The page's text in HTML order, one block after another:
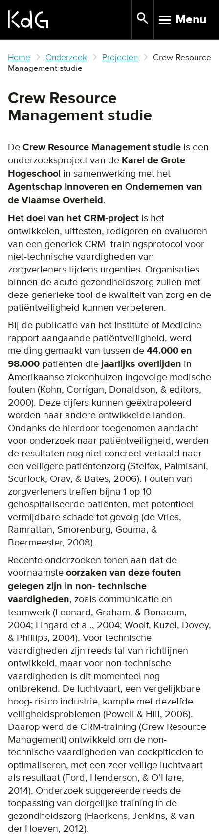
main
TOGGLE
Menu
Home Onderzoek Projecten
Crew Resource
Management studie
Crew Resource
Management studie
De Crew Resource Management studie is een
onderzoeksproject van de Karel de Grote
Hogeschool in samenwerking met het
Agentschap Innoveren en Ondernemen van
de Vlaamse Overheid.
Het doel van het CRM-project is het
ontwikkelen, uittesten, redigeren en evalueren
van een generiek CRM- trainingsprotocol voor
niet-technische vaardigheden van
zorgverleners tijdens urgenties. Organisaties
binnen de acute gezondheidszorg zullen met
deze generieke tool de kwaliteit van zorg en de
patiëntveiligheid kunnen verbeteren.
Bij de publicatie van het Institute of Medicine
rapport aangaande patiëntveiligheid, werd
melding gemaakt van tussen de 44.000 en
98.000 patiënten die jaarlijks overlijden in
Amerikaanse ziekenhuizen ingevolge medische
fouten (Kohn, Corrigan, Donaldson, & editors,
2000). Deze cijfers kunnen geëxtrapoleerd
worden naar andere ontwikkelde landen.
Ondanks de hierdoor toegenomen aandacht
voor onderzoek naar patiëntveiligheid, werden
de resultaten nog niet concreet vertaald naar
een veiligere patiëntenzorg (Stelfox, Palmisani,
Scurlock, Orav, & Bates, 2006). Fouten van
zorgverleners treffen bijna 1 op 10
gehospitaliseerde patiënten, met potentieel
vermijdbare schade tot gevolg (de Vries,
Ramrattan, Smorenburg, Gouma, &
Boermeester, 2008).
Recente onderzoeken tonen aan dat de
voornaamste oorzaken van deze fouten
gelegen zijn in non- technische
vaardigheden, zoals communicatie en
teamwerk (Leonard, Graham, & Bonacum,
2004; Lingard et al., 2004; Woolf, Kuzel, Dovey,
& Phillips, 2004). Voor technische
vaardigheden zijn reeds tal van richtlijnen
ontwikkeld, maar voor non-technische
vaardigheden is dit momenteel nog
ontbrekend. De luchtvaart, een vergelijkbare
hoog- risico industrie, kampte met dezelfde
veiligheidsproblemen (Powell & Hill, 2006).
Daarop werd de CRM-training (Crew Resource
Management) ontwikkeld om de non-
technische vaardigheden van cockpitleden te
optimaliseren, met een zeer veilige luchtvaart
als resultaat (Ford, Henderson, & O’Hare,
2014). Onderzoek suggereerde reeds de
toepassing van dergelijke training in de
gezondheidszorg (Haerkens, Jenkins, & van
der Hoeven, 2012).